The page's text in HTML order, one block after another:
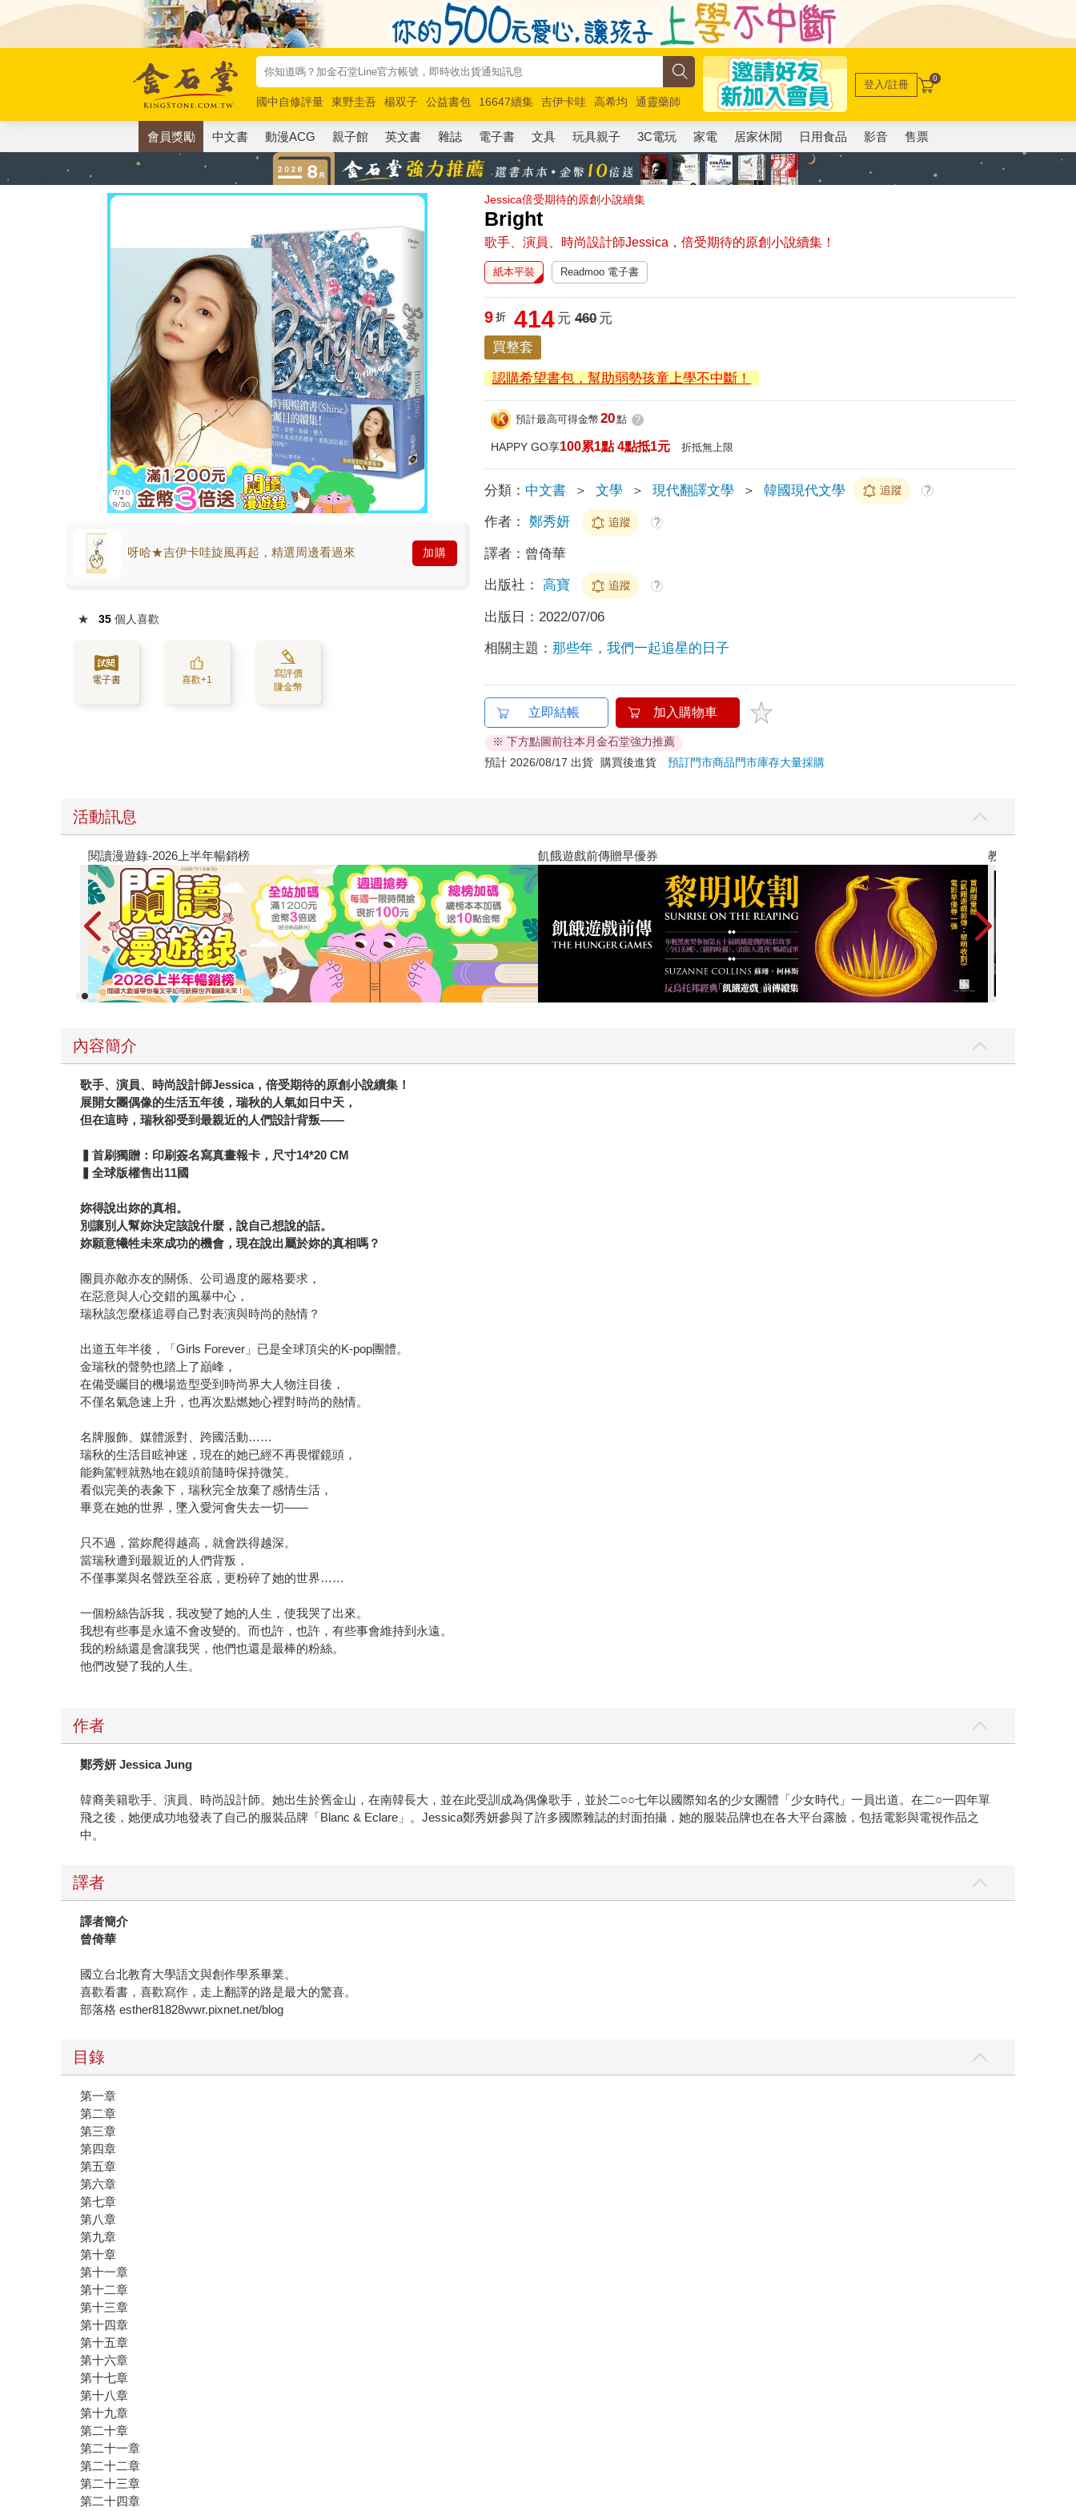
國中自修評量 東野圭吾 楊双子 公益書包 16647續集 吉伊卡哇 高希均
通靈藥師
唯紅花綻放
奧德賽 路邊攤新作 馬斯克 玩具總動員5 超慢跑
登入/註冊 0
會員獎勵 中文書 動漫ACG 親子館 英文書 雜誌 電子書 文具 玩具親子 3C電玩 家電 居家休閒 日用食品 影音 售票
Jessica倍受期待的原創小說續集
Bright
歌手、演員、時尚設計師Jessica，倍受期待的原創小說續集！
呀哈★吉伊卡哇旋風再起，精選周邊看過來 加購
★ 35 個人喜歡
電子書 喜歡+1
寫評價
賺金幣
紙本平裝 Readmoo 電子書
9 折 414 元 460元
買整套
認購希望書包，幫助弱勢孩童上學不中斷！
預計最高可得金幣 20點 ?
HAPPY GO享100累1點 4點抵1元 折抵無上限
分類： 中文書 ＞ 文學 ＞ 現代翻譯文學 ＞ 韓國現代文學 追蹤 ?
作者： 鄭秀妍 追蹤 ?
譯者： 曾倚華
出版社： 高寶 追蹤 ?
出版日： 2022/07/06
相關主題：那些年，我們一起追星的日子
立即結帳 加入購物車
※ 下方點圖前往本月金石堂強力推薦
預計 2026/08/17 出貨
購買後進貨預訂門市商品門市庫存大量採購
活動訊息
教場電影版 十字殺手【艾迪．弗林系列 前傳】 世界上最透明
內容簡介
歌手、演員、時尚設計師Jessica，倍受期待的原創小說續集！
展開女團偶像的生活五年後，瑞秋的人氣如日中天，
但在這時，瑞秋卻受到最親近的人們設計背叛——
▍首刷獨贈：印刷簽名寫真畫報卡，尺寸14*20 CM
▍全球版權售出11國
妳得說出妳的真相。
別讓別人幫妳決定該說什麼，說自己想說的話。
妳願意犧牲未來成功的機會，現在說出屬於妳的真相嗎？
團員亦敵亦友的關係、公司過度的嚴格要求，
在惡意與人心交錯的風暴中心，
瑞秋該怎麼樣追尋自己對表演與時尚的熱情？
出道五年半後，「Girls Forever」已是全球頂尖的K-pop團體。
金瑞秋的聲勢也踏上了巔峰，
在備受矚目的機場造型受到時尚界大人物注目後，
不僅名氣急速上升，也再次點燃她心裡對時尚的熱情。
名牌服飾、媒體派對、跨國活動……
瑞秋的生活目眩神迷，現在的她已經不再畏懼鏡頭，
能夠駕輕就熟地在鏡頭前隨時保持微笑。
看似完美的表象下，瑞秋完全放棄了感情生活，
畢竟在她的世界，墜入愛河會失去一切——
只不過，當妳爬得越高，就會跌得越深。
當瑞秋遭到最親近的人們背叛，
不僅事業與名聲跌至谷底，更粉碎了她的世界……
一個粉絲告訴我，我改變了她的人生，使我哭了出來。
我想有些事是永遠不會改變的。而也許，也許，有些事會維持到永遠。
我的粉絲還是會讓我哭，他們也還是最棒的粉絲。
他們改變了我的人生。
作者
鄭秀妍 Jessica Jung
韓裔美籍歌手、演員、時尚設計師。她出生於舊金山，在南韓長大，並在此受訓成為偶像歌手，並於二○○七年以國際知名的少女團體「少女時代」一員出道。在二○一四年單
飛之後，她便成功地發表了自己的服裝品牌「Blanc & Eclare」。Jessica鄭秀妍參與了許多國際雜誌的封面拍攝，她的服裝品牌也在各大平台露臉，包括電影與電視作品之
中。
譯者
譯者簡介
曾倚華
國立台北教育大學語文與創作學系畢業。
喜歡看書，喜歡寫作，走上翻譯的路是最大的驚喜。
部落格 esther81828wwr.pixnet.net/blog
目錄
第一章
第二章
第三章
第四章
第五章
第六章
第七章
第八章
第九章
第十章
第十一章
第十二章
第十三章
第十四章
第十五章
第十六章
第十七章
第十八章
第十九章
第二十章
第二十一章
第二十二章
第二十三章
第二十四章